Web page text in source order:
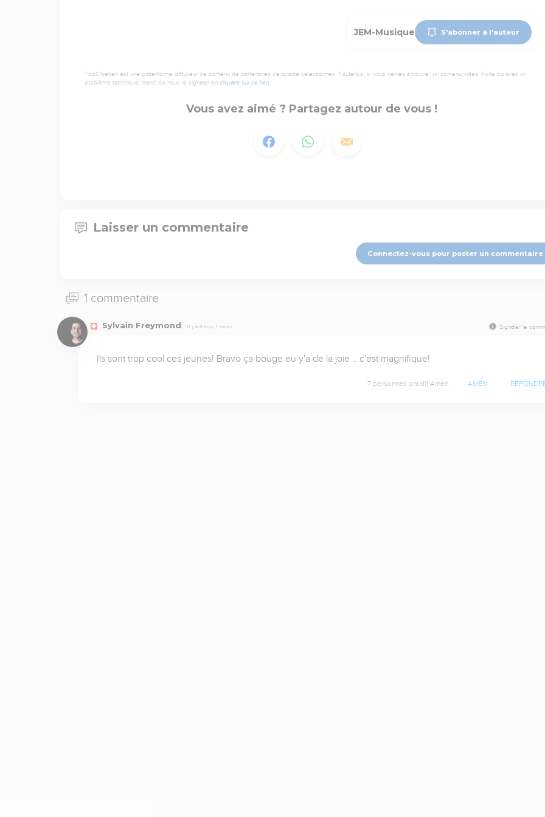
JEM-Musique S'abonner à l'auteur
TopChrétien est une plate-forme diffuseur de contenu de partenaires de qualité sélectionnés. Toutefois, si vous veniez à trouver un contenu vidéo illicite ou avec un
problème technique, merci de nous le signaler en cliquant sur ce lien.
Vous avez aimé ? Partagez autour de vous !
Laisser un commentaire
Connectez-vous pour poster un commentaire
1 commentaire
Sylvain Freymond Il y a 6 ans, 1 mois Signaler le
Ils sont trop cool ces jeunes! Bravo ça bouge eu y'a de la joie .. c'est magnifique!
7 personnes ont dit Amen AMEN